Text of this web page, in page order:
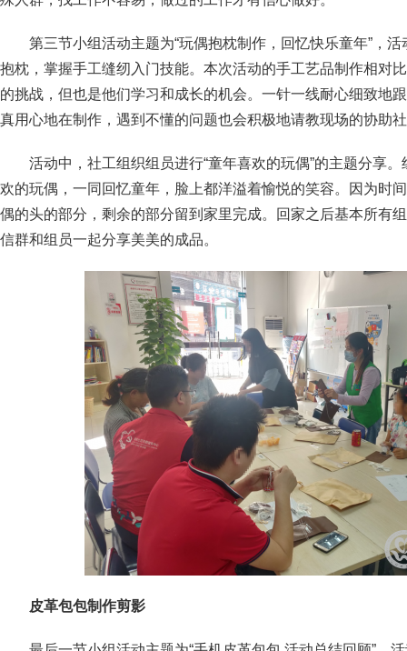
第三节小组活动主题为“玩偶抱枕制作，回忆快乐童年”，
抱枕，掌握手工缝纫入门技能。本次活动的手工艺品制作相对
的挑战，但也是他们学习和成长的机会。一针一线耐心细致地
真用心地在制作，遇到不懂的问题也会积极地请教现场的协助
活动中，社工组织组员进行“童年喜欢的玩偶”的主题分享
欢的玩偶，一同回忆童年，脸上都洋溢着愉悦的笑容。因为时
偶的头的部分，剩余的部分留到家里完成。回家之后基本所有
信群和组员一起分享美美的成品。
皮革包包制作剪影